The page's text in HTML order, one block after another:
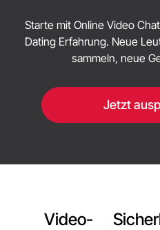
Starte mit Online Video
Dating Erfahrung. Neue
sammeln, neue
Jetzt
Video-